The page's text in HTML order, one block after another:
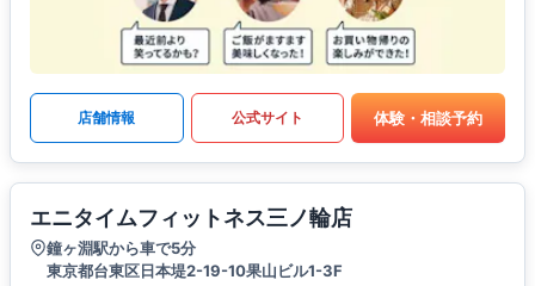
店舗情報 公式サイト 体験・相談予約
エニタイムフィットネス三ノ輪店
鐘ヶ淵駅から車で5分
東京都台東区日本堤2-19-10果山ビル1-3F